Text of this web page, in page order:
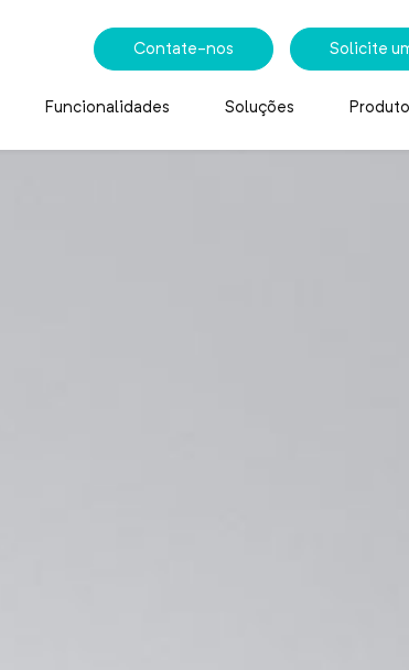
Contate-nos Solicite
Funcionalidades Soluções